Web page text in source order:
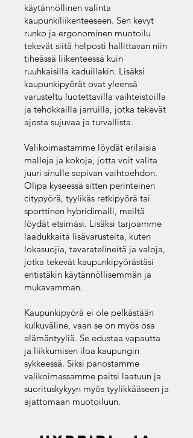
käytännöllinen valinta
kaupunkiliikenteeseen. Sen kevyt
runko ja ergonominen muotoilu
tekevät siitä helposti hallittavan niin
tiheässä liikenteessä kuin
ruuhkaisilla kaduillakin. Lisäksi
kaupunkipyörät ovat yleensä
varusteltu luotettavilla vaihteistoilla
ja tehokkailla jarruilla, jotka tekevät
ajosta sujuvaa ja turvallista.
Valikoimastamme löydät erilaisia
malleja ja kokoja, jotta voit valita
juuri sinulle sopivan vaihtoehdon.
Olipa kyseessä sitten perinteinen
citypyörä, tyylikäs retkipyörä tai
sporttinen hybridimalli, meiltä
löydät etsimäsi. Lisäksi tarjoamme
laadukkaita lisävarusteita, kuten
lokasuojia, tavaratelineitä ja valoja,
jotka tekevät kaupunkipyörästäsi
entistäkin käytännöllisemmän ja
mukavamman.
Kaupunkipyörä ei ole pelkästään
kulkuväline, vaan se on myös osa
elämäntyyliä. Se edustaa vapautta
ja liikkumisen iloa kaupungin
sykkeessä. Siksi panostamme
valikoimassamme paitsi laatuun ja
suorituskykyyn myös tyylikkääseen ja
ajattomaan muotoiluun.